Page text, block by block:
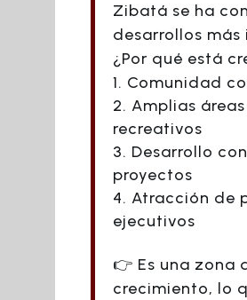
Zibatá se ha
desarrollos
¿Por qué está
Comunidad
Amplias
recreativos
Desarrollo
proyectos
Atracción de
ejecutivos
👉 Es una zona
crecimiento, lo